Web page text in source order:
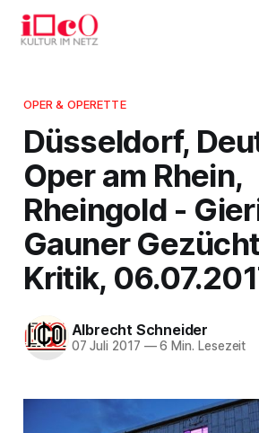
OPER & OPERETTE
Düsseldorf,
Oper am Rhein,
Rheingold -
Gauner
Kritik,
Albrecht Schneider
07 Juli 2017 —6 Min. Lesezeit